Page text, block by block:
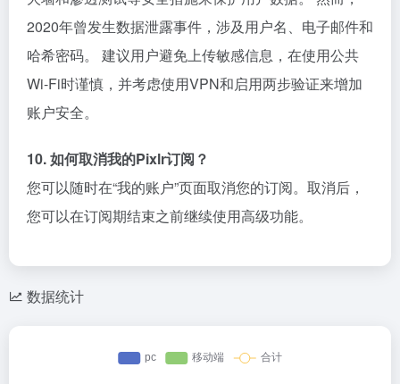
2020年曾发生数据泄露事件，涉及用户名、电子邮件和
哈希密码。 建议用户避免上传敏感信息，在使用公共
Wi-Fi时谨慎，并考虑使用VPN和启用两步验证来增加
账户安全。
10. 如何取消我的Pixlr订阅？
您可以随时在“我的账户”页面取消您的订阅。取消后，
您可以在订阅期结束之前继续使用高级功能。
数据统计